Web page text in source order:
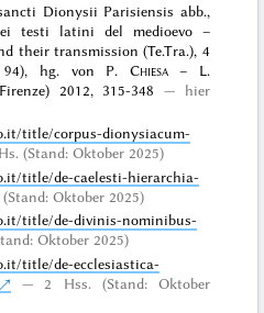
Dionysii Parisiensis abb.,
testi latini del medioevo –
their transmission (Te.Tra.), 4
94), hg. von P. Chiesa– L.
2012, 315-348
hier
title/corpus-dionysiacum-
(Stand: Oktober 2025)
title/de-caelesti-hierarchia-
(Stand: Oktober 2025)
title/de-divinis-nominibus-
Oktober 2025)
title/de-ecclesiastica-
2 Hss. (Stand: Oktober